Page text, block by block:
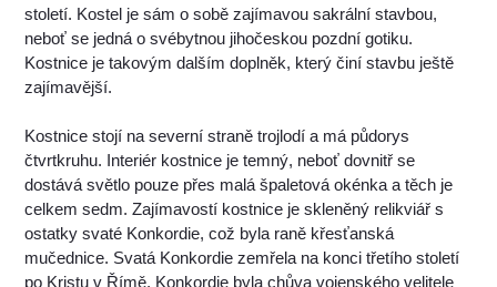
století. Kostel je sám o sobě zajímavou sakrální stavbou,
neboť se jedná o svébytnou jihočeskou pozdní gotiku.
Kostnice je takovým dalším doplněk, který činí stavbu ještě
zajímavější.
Kostnice stojí na severní straně trojlodí a má půdorys
čtvrtkruhu. Interiér kostnice je temný, neboť dovnitř se
dostává světlo pouze přes malá špaletová okénka a těch je
celkem sedm. Zajímavostí kostnice je skleněný relikviář s
ostatky svaté Konkordie, což byla raně křesťanská
mučednice. Svatá Konkordie zemřela na konci třetího století
po Kristu v Římě. Konkordie byla chůva vojenského velitele